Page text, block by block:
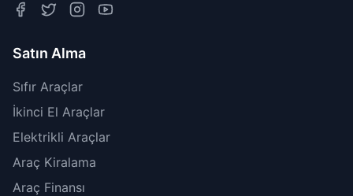
Satın Alma
Sıfır Araçlar
İkinci El Araçlar
Elektrikli Araçlar
Araç Kiralama
Araç Finansı